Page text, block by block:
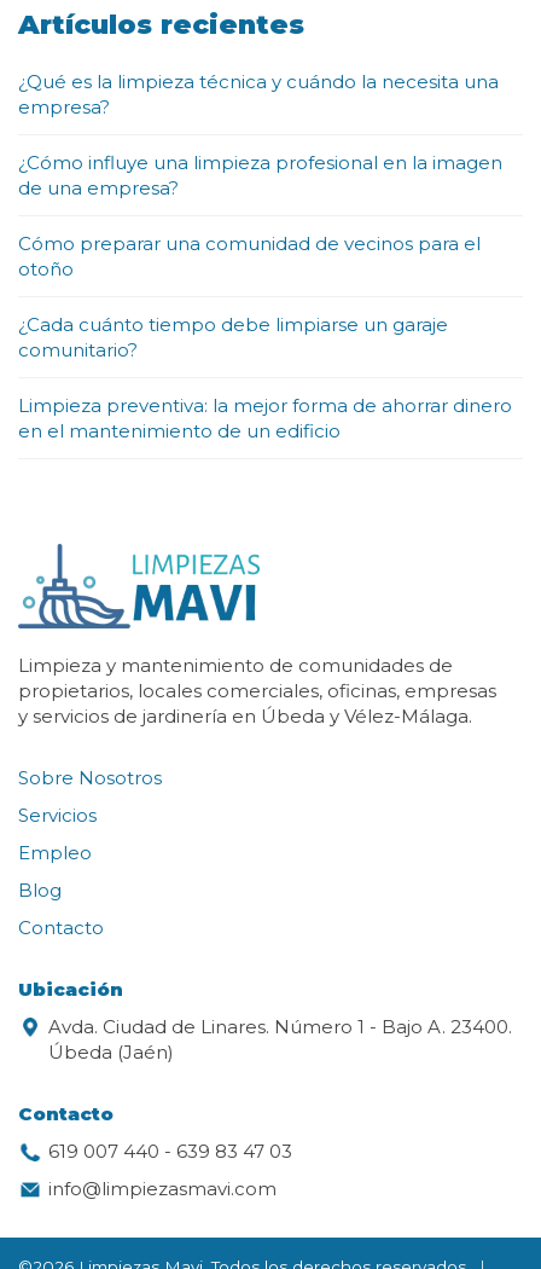
Artículos recientes
¿Qué es la limpieza técnica y cuándo la necesita una
empresa?
¿Cómo influye una limpieza profesional en la imagen
de una empresa?
Cómo preparar una comunidad de vecinos para el
otoño
¿Cada cuánto tiempo debe limpiarse un garaje
comunitario?
Limpieza preventiva: la mejor forma de ahorrar dinero
en el mantenimiento de un edificio
Limpieza y mantenimiento de comunidades de
propietarios, locales comerciales, oficinas, empresas
y servicios de jardinería en Úbeda y Vélez-Málaga.
Sobre Nosotros
Servicios
Empleo
Blog
Contacto
Ubicación
Avda. Ciudad de Linares. Número 1 - Bajo A. 23400.
Úbeda (Jaén)
Contacto
619 007 440 - 639 83 47 03
info@limpiezasmavi.com